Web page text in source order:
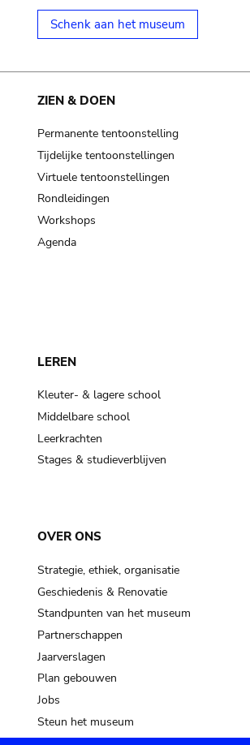
Schenk aan het museum
ZIEN & DOEN
Permanente tentoonstelling
Tijdelijke tentoonstellingen
Virtuele tentoonstellingen
Rondleidingen
Workshops
Agenda
LEREN
Kleuter- & lagere school
Middelbare school
Leerkrachten
Stages & studieverblijven
OVER ONS
Strategie, ethiek, organisatie
Geschiedenis & Renovatie
Standpunten van het museum
Partnerschappen
Jaarverslagen
Plan gebouwen
Jobs
Steun het museum